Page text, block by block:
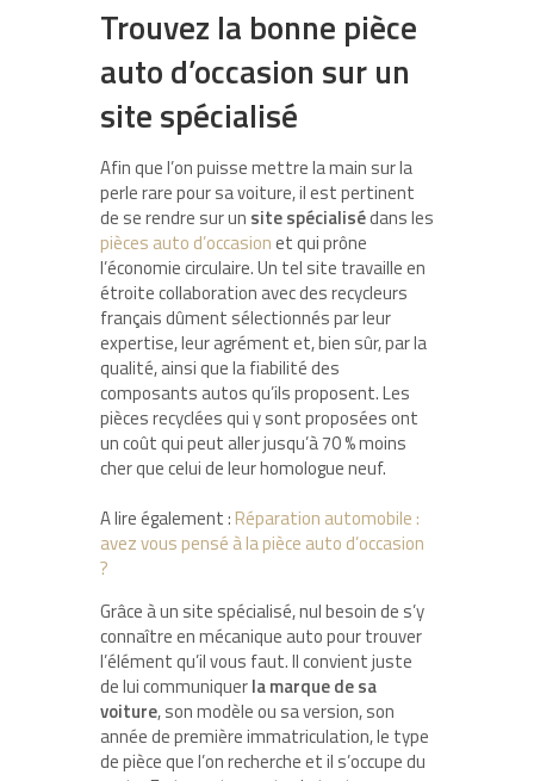
Trouvez la bonne pièce
auto d’occasion sur un
site spécialisé
Afin que l’on puisse mettre la main sur la
perle rare pour sa voiture, il est pertinent
de se rendre sur un site spécialisédans les
pièces auto d’occasionet qui prône
l’économie circulaire. Un tel site travaille en
étroite collaboration avec des recycleurs
français dûment sélectionnés par leur
expertise, leur agrément et, bien sûr, par la
qualité, ainsi que la fiabilité des
composants autos qu’ils proposent. Les
pièces recyclées qui y sont proposées ont
un coût qui peut aller jusqu’à 70 % moins
cher que celui de leur homologue neuf.
A lire également : Réparation automobile :
avez vous pensé à la pièce auto d’occasion
?
Grâce à un site spécialisé, nul besoin de s’y
connaître en mécanique auto pour trouver
l’élément qu’il vous faut. Il convient juste
de lui communiquerla marque de sa
voiture, son modèle ou sa version, son
année de première immatriculation, le type
de pièce que l’on recherche et il s’occupe du